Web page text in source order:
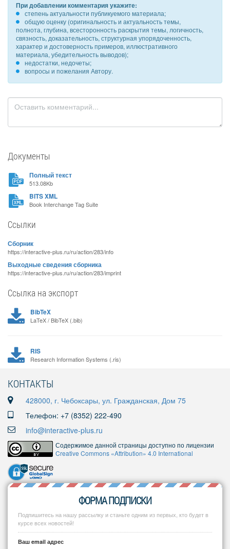
При добавлении комментария укажите:
степень актуальности публикуемого материала;
общую оценку (оригинальность и актуальность темы,
полнота, глубина, всесторонность раскрытия темы, логичность,
связность, доказательность, структурная упорядоченность,
характер и достоверность примеров, иллюстративного
материала, убедительность выводов);
недостатки, недочеты;
вопросы и пожелания Автору.
Документы
Полный текст
513.08Kb
BITS XML
Book Interchange Tag Suite
Ссылки
Сборник
https://interactive-plus.ru/ru/action/283/info
Выходные сведения сборника
https://interactive-plus.ru/ru/action/283/imprint
Ссылка на экспорт
BibTeX
LaTeX / BibTeX (.bib)
RIS
Research Information Systems (.ris)
КОНТАКТЫ
428000, г. Чебоксары, ул. Гражданская, Дом 75
Телефон: +7 (8352) 222-490
info@interactive-plus.ru
Содержимое данной страницы доступно по лицензии
Creative Commons «Attribution» 4.0 International
ФОРМА ПОДПИСКИ
Подпишитесь на нашу рассылку и станьте одним из первых, кто будет в
курсе всех новостей!
Ваш email адрес